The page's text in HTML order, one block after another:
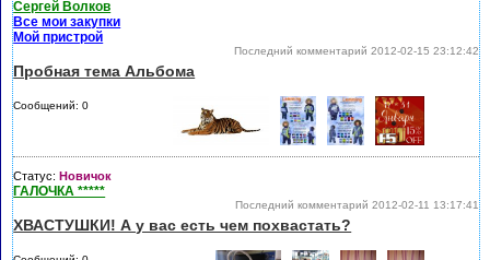
Сергей Волков
Все мои закупки
Мой пристрой
Последний комментарий 2012-02-15 23:12:42
Пробная тема Альбома
Сообщений: 0
Статус:Новичок
ГАЛОЧКА *****
Последний комментарий 2012-02-11 13:17:41
ХВАСТУШКИ! А у вас есть чем похвастать?